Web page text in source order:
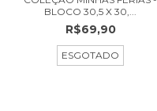
BLOCO 30,5 X 30,...
R$69,90
ESGOTADO